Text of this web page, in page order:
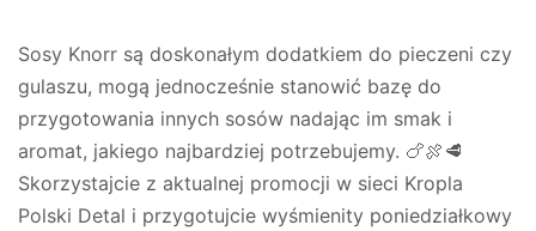
Sosy Knorr są doskonałym dodatkiem do pieczeni czy
gulaszu, mogą jednocześnie stanowić bazę do
przygotowania innych sosów nadając im smak i
aromat, jakiego najbardziej potrzebujemy. 🍗🍖🥩
Skorzystajcie z aktualnej promocji w sieci Kropla
Polski Detal i przygotujcie wyśmienity poniedziałkowy